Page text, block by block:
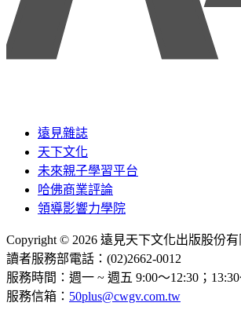
遠見雜誌
天下文化
未來親子學習平台
哈佛商業評論
領導影響力學院
Copyright © 2026 遠見天下文化出版股份有
讀者服務部電話：(02)2662-0012
服務時間：週一 ~ 週五 9:00～12:30；
服務信箱： 50plus@cwgv.com.tw